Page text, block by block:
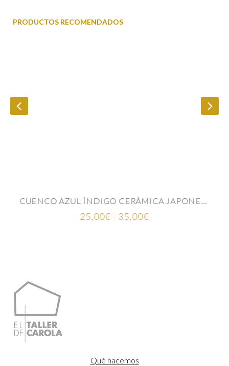
PRODUCTOS RECOMENDADOS
CUENCO AZUL ÍNDIGO CERÁMICA JAPONESA
25,00€ - 35,00€Rango
Qué hacemos